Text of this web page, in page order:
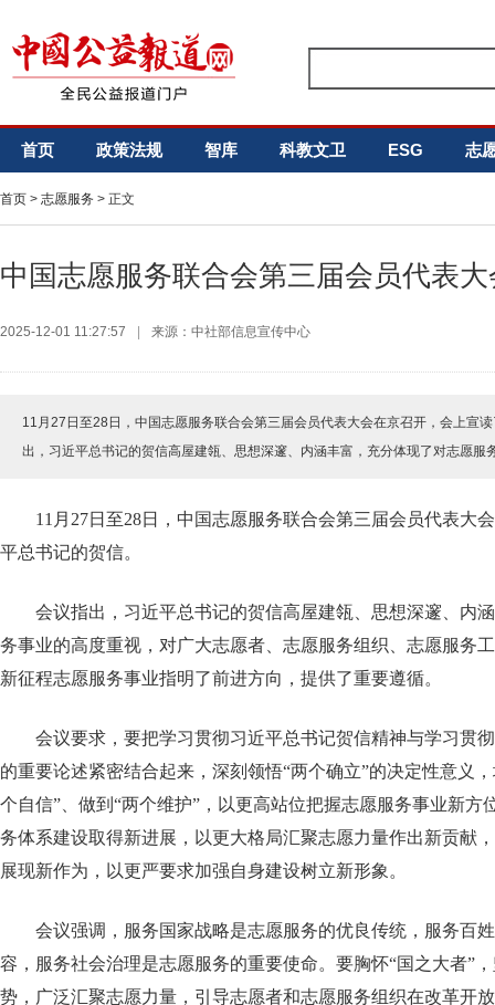
首页 政策法规 智库 科教文卫 ESG 志
首页 > 志愿服务 > 正文
中国志愿服务联合会第三届会员代表
2025-12-01 11:27:57 来源：中社部信息宣传中心
11月27日至28日，中国志愿服务联合会第三届会员代表大会在京召开，会上宣
出，习近平总书记的贺信高屋建瓴、思想深邃、内涵丰富，充分体现了对志愿服
11月27日至28日，中国志愿服务联合会第三届会员代表大
平总书记的贺信。
会议指出，习近平总书记的贺信高屋建瓴、思想深邃、内
务事业的高度重视，对广大志愿者、志愿服务组织、志愿服务
新征程志愿服务事业指明了前进方向，提供了重要遵循。
会议要求，要把学习贯彻习近平总书记贺信精神与学习贯
的重要论述紧密结合起来，深刻领悟“两个确立”的决定性意义
个自信”、做到“两个维护”，以更高站位把握志愿服务事业新方
务体系建设取得新进展，以更大格局汇聚志愿力量作出新贡献
展现新作为，以更严要求加强自身建设树立新形象。
会议强调，服务国家战略是志愿服务的优良传统，服务百
容，服务社会治理是志愿服务的重要使命。要胸怀“国之大者”
势，广泛汇聚志愿力量，引导志愿者和志愿服务组织在改革开